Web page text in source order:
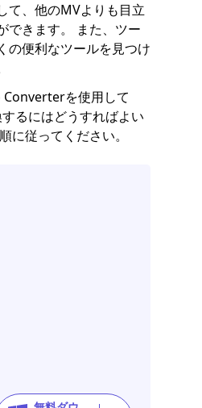
て、他のMVよりも目立
できます。 また、ツー
の便利なツールを見つけ
を使用して
るにはどうすればよい
に従ってください。